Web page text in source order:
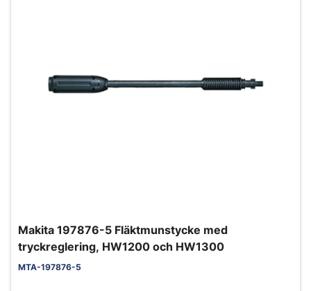
Makita 197876-5 Fläktmunstycke med
tryckreglering, HW1200 och HW1300
MTA-197876-5